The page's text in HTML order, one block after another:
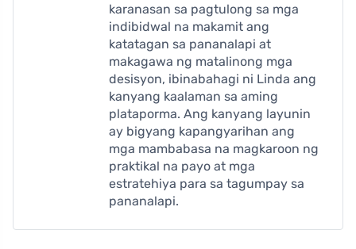
karanasan sa pagtulong sa mga
indibidwal na makamit ang
katatagan sa pananalapi at
makagawa ng matalinong mga
desisyon, ibinabahagi ni Linda ang
kanyang kaalaman sa aming
plataporma. Ang kanyang layunin
ay bigyang kapangyarihan ang
mga mambabasa na magkaroon ng
praktikal na payo at mga
estratehiya para sa tagumpay sa
pananalapi.